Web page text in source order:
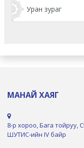
Уран зураг
МАНАЙ ХАЯГ
8-р хороо, Бага тойруу,
ШУТИС-ийн IV байр